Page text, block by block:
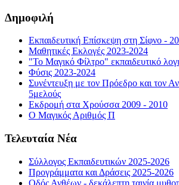
Δημοφιλή
Εκπαιδευτική Επίσκεψη στη Σίφνο -
Μαθητικές Εκλογές 2023-2024
"Το Μαγικό Φίλτρο" εκπαιδευτικό
Φύσις 2023-2024
Συνέντευξη με τον Πρόεδρο και τον
5μελούς
Εκδρομή στα Χρούσσα 2009 - 2010
Ο Μαγικός Αριθμός Π
Τελευταία Νέα
Σύλλογος Εκπαιδευτικών 2025-2026
Προγράμματα και Δράσεις 2025-2026
Οδός Ανθέων - δεκάλεπτη ταινία